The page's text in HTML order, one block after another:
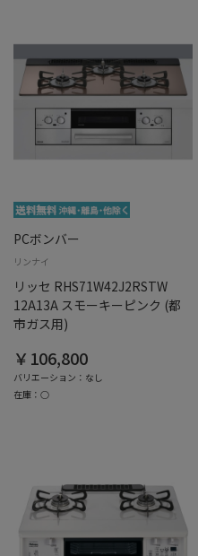
PCボンバー
リンナイ
リッセ RHS71W42J2RSTW
12A13A スモーキーピンク (都
市ガス用)
￥106,800
バリエーション：なし
在庫：○